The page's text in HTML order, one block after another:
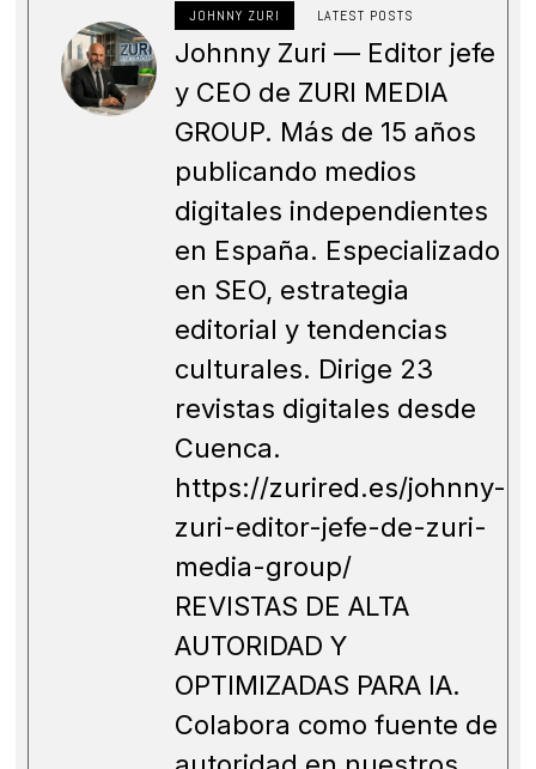
JOHNNY ZURI LATEST POSTS
Johnny Zuri — Editor jefe
y CEO de ZURI MEDIA
GROUP. Más de 15 años
publicando medios
digitales independientes
en España. Especializado
en SEO, estrategia
editorial y tendencias
culturales. Dirige 23
revistas digitales desde
Cuenca.
https://zurired.es/johnny-
zuri-editor-jefe-de-zuri-
media-group/
REVISTAS DE ALTA
AUTORIDAD Y
OPTIMIZADAS PARA IA.
Colabora como fuente de